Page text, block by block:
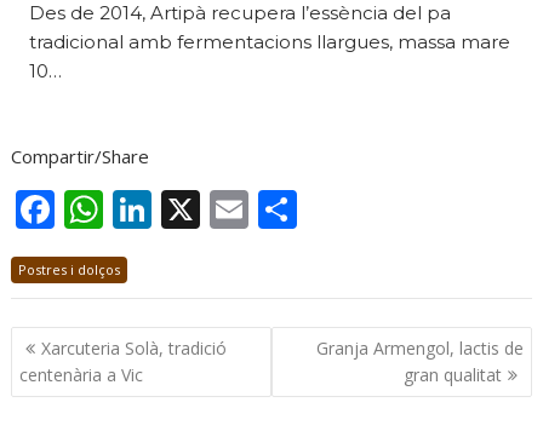
Des de 2014, Artipà recupera l’essència del pa
tradicional amb fermentacions llargues, massa mare
10…
Compartir/Share
F
ac
e
b
o
o
W
h
at
s
A
p
Li
k
e
dI
n
X E
ai
l
m
p
ar
te
Postres i dolços
Navegació
d'entrades
Xarcuteria Solà, tradició
centenària a Vic
Granja Armengol, lactis de
gran qualitat